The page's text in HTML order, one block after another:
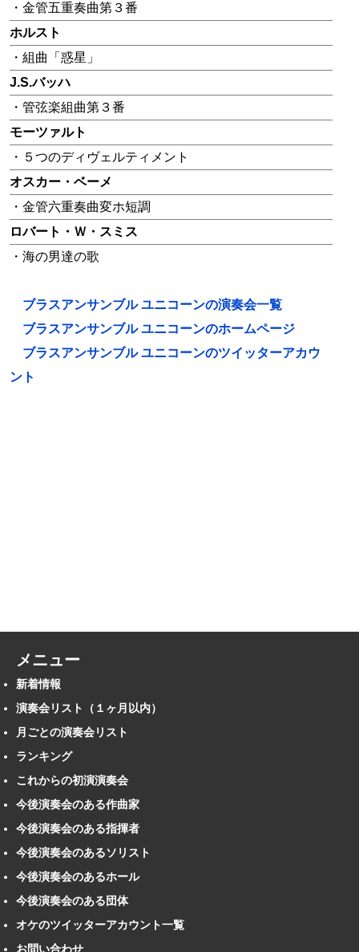
・金管五重奏曲第３番
ホルスト
・組曲「惑星」
J.S.バッハ
・管弦楽組曲第３番
モーツァルト
・５つのディヴェルティメント
オスカー・ベーメ
・金管六重奏曲変ホ短調
ロバート・Ｗ・スミス
・海の男達の歌
ブラスアンサンブル ユニコーンの演奏会一覧
ブラスアンサンブル ユニコーンのホームページ
ブラスアンサンブル ユニコーンのツイッターアカウ
ント
メニュー
新着情報
演奏会リスト（１ヶ月以内）
月ごとの演奏会リスト
ランキング
これからの初演演奏会
今後演奏会のある作曲家
今後演奏会のある指揮者
今後演奏会のあるソリスト
今後演奏会のあるホール
今後演奏会のある団体
オケのツイッターアカウント一覧
お問い合わせ